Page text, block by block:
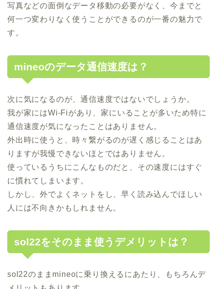
写真などの面倒なデータ移動の必要がなく、今までと
何一つ変わりなく使うことができるのが一番の魅力で
す。
mineoのデータ通信速度は？
次に気になるのが、通信速度ではないでしょうか。
我が家にはWi-Fiがあり、家にいることが多いため特に
通信速度が気になったことはありません。
外出時に使うと、時々繋がるのが遅く感じることはあ
りますが我慢できないほとではありません。
使っているうちにこんなものだと、その速度にはすぐ
に慣れてしまいます。
しかし、外でよくネットをし、早く読み込んでほしい
人には不向きかもしれません。
sol22をそのまま使うデメリットは？
sol22のままmineoに乗り換えるにあたり、もちろんデ